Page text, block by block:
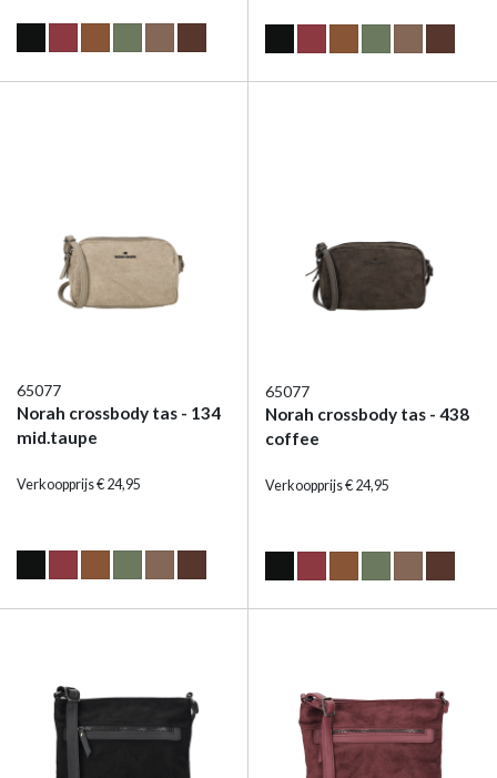
65077
Norah crossbody tas - 134
mid.taupe
Verkoopprijs € 24,95
65077
Norah crossbody tas - 438
coffee
Verkoopprijs € 24,95